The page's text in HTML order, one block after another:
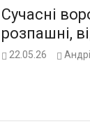
Сучасні
розпашні,
22.05.26